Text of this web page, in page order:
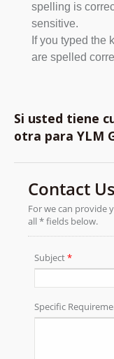
spelling is
sensitive.
If you typed the
are spelled
Si usted tiene
otra para YLM